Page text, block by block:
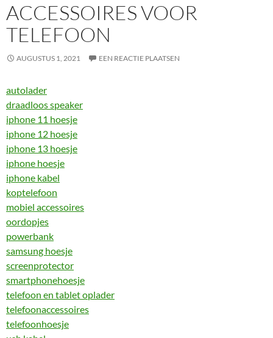
ACCESSOIRES VOOR
TELEFOON
AUGUSTUS 1, 2021 EEN REACTIE PLAATSEN
autolader
draadloos speaker
iphone 11 hoesje
iphone 12 hoesje
iphone 13 hoesje
iphone hoesje
iphone kabel
koptelefoon
mobiel accessoires
oordopjes
powerbank
samsung hoesje
screenprotector
smartphonehoesje
telefoon en tablet oplader
telefoonaccessoires
telefoonhoesje